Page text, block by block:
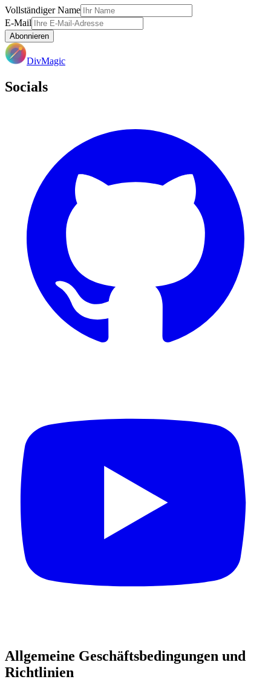
Vollständiger Name
E-Mail
Abonnieren
DivMagic
Socials
Allgemeine Geschäftsbedingungen und
Richtlinien